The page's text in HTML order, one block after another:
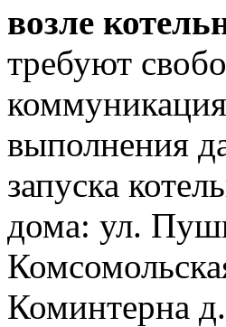
возле
требуют
выполнения
запуска
дома: ул.
Коминтерна